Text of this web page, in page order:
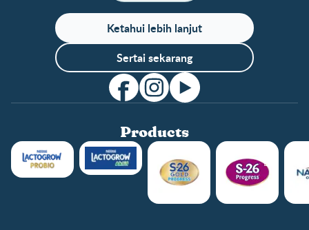
Ketahui lebih lanjut
Sertai sekarang
Products